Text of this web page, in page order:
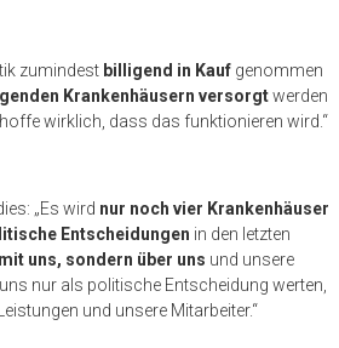
zumindest billigend in Kauf genommen
Krankenhäusern versorgtwerden
wirklich, dass das funktionieren wird.“
„Es wird nur noch vier Krankenhäuser
Entscheidungen in den letzten
uns, sondern über uns und unsere
nur als politische Entscheidung werten,
und unsere Mitarbeiter.“